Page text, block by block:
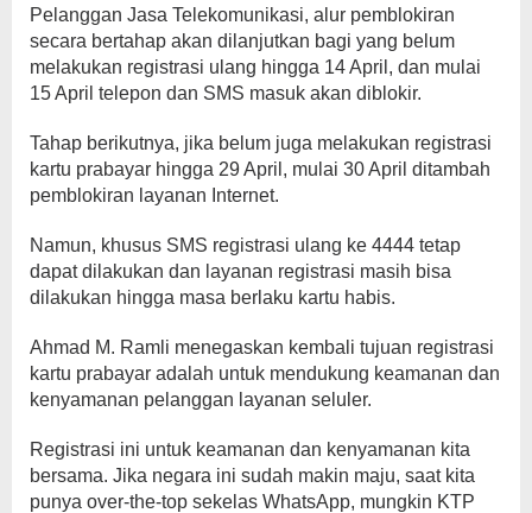
Pelanggan Jasa Telekomunikasi, alur pemblokiran
secara bertahap akan dilanjutkan bagi yang belum
melakukan registrasi ulang hingga 14 April, dan mulai
15 April telepon dan SMS masuk akan diblokir.
Tahap berikutnya, jika belum juga melakukan registrasi
kartu prabayar hingga 29 April, mulai 30 April ditambah
pemblokiran layanan Internet.
Namun, khusus SMS registrasi ulang ke 4444 tetap
dapat dilakukan dan layanan registrasi masih bisa
dilakukan hingga masa berlaku kartu habis.
Ahmad M. Ramli menegaskan kembali tujuan registrasi
kartu prabayar adalah untuk mendukung keamanan dan
kenyamanan pelanggan layanan seluler.
Registrasi ini untuk keamanan dan kenyamanan kita
bersama. Jika negara ini sudah makin maju, saat kita
punya over-the-top sekelas WhatsApp, mungkin KTP